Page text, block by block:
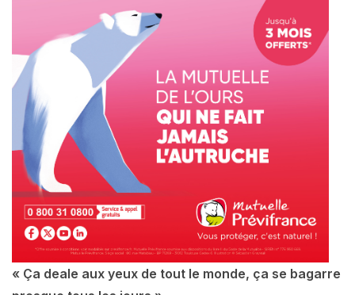
« Ça deale aux yeux de tout le monde, ça se bagarre